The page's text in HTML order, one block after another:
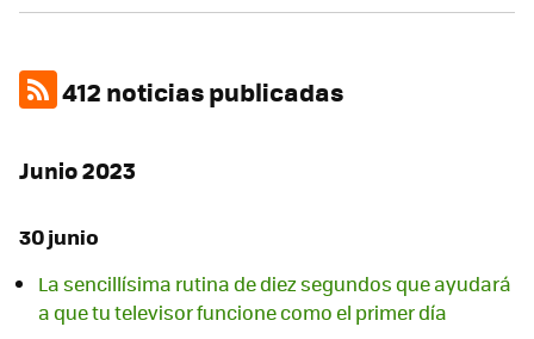
412 noticias publicadas
Junio 2023
30 junio
La sencillísima rutina de diez segundos que ayudará
a que tu televisor funcione como el primer día